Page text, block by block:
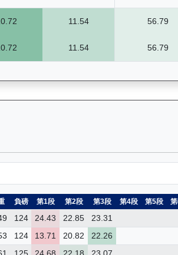
11.54 56.79
11.54 56.79
錄：馬匹完整的過往賽事資
負磅 第1段 第2段 第3段 第4段 第5段
124 24.43 22.85 23.31
124 13.71 20.82 22.26